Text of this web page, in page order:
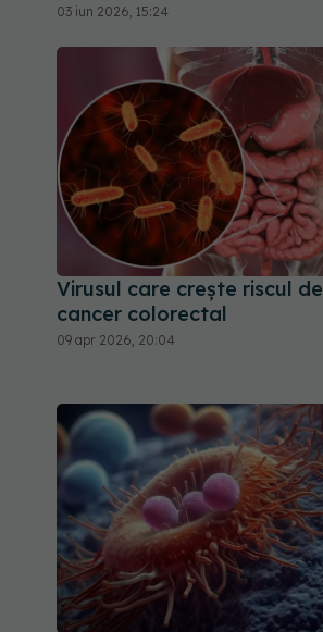
03 iun 2026, 15:24
Virusul care crește riscul de
cancer colorectal
09 apr 2026, 20:04